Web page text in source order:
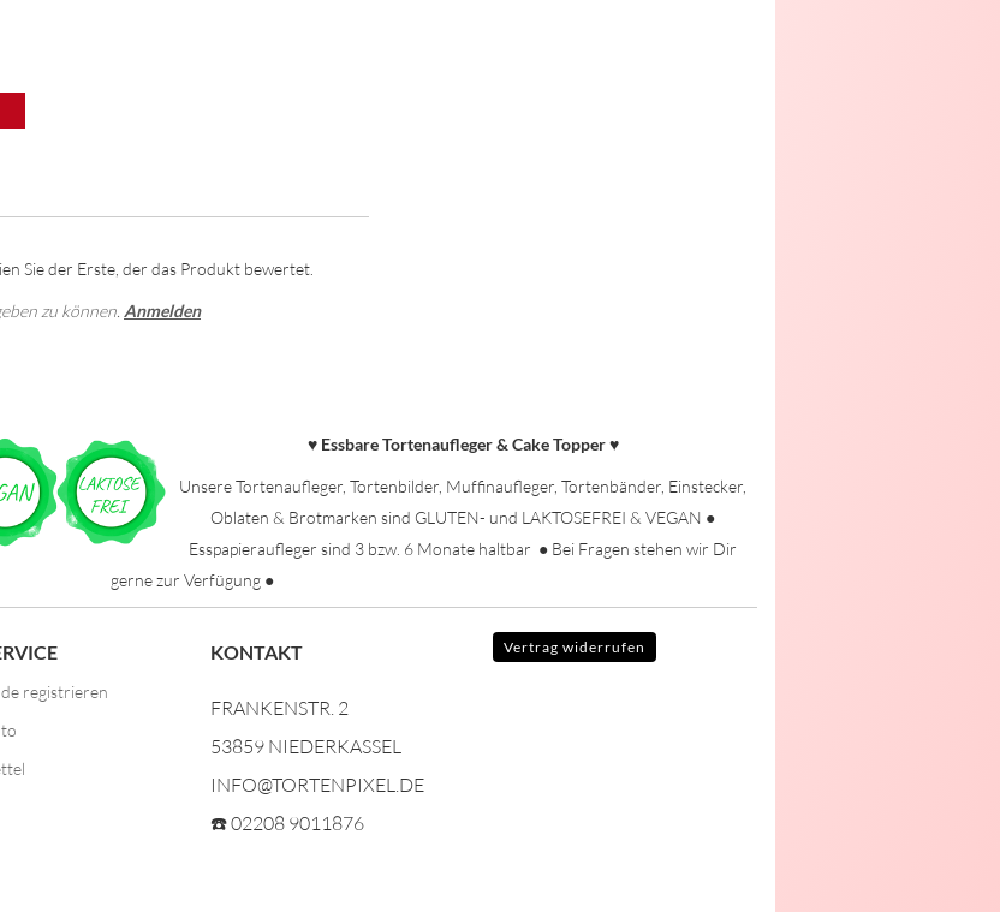
Sie der Erste, der das Produkt bewertet.
zu können. Anmelden
♥ Essbare Tortenaufleger & Cake Topper♥
Unsere Tortenaufleger, Tortenbilder, Muffinaufleger, Tortenbänder, Einstecker,
Oblaten & Brotmarken sind GLUTEN- und LAKTOSEFREI & VEGAN ●
Esspapieraufleger sind 3 bzw. 6 Monate haltbar ● Bei Fragen stehen wir Dir
gerne zur Verfügung ●
registrieren
KONTAKT
FRANKENSTR. 2
53859 NIEDERKASSEL
INFO@TORTENPIXEL.DE
☎️ 02208 9011876
Vertrag widerrufen